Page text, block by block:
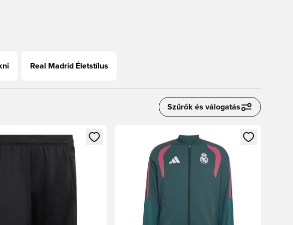
Real Madrid Életstílus
Szűrők és válogatás
való regisztrációhoz
modált a bejelentkezéshez vagy a tagként való regisztrációhoz
Megnyit egy modált a bejelentkezéshez vagy a